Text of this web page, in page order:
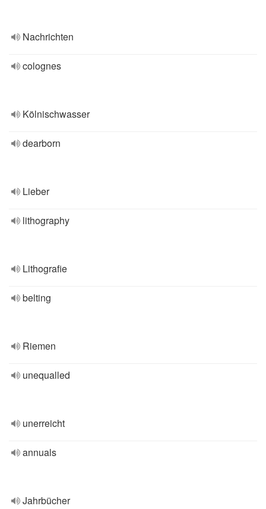
Nachrichten
colognes
Kölnischwasser
dearborn
Lieber
lithography
Lithografie
belting
Riemen
unequalled
unerreicht
annuals
Jahrbücher